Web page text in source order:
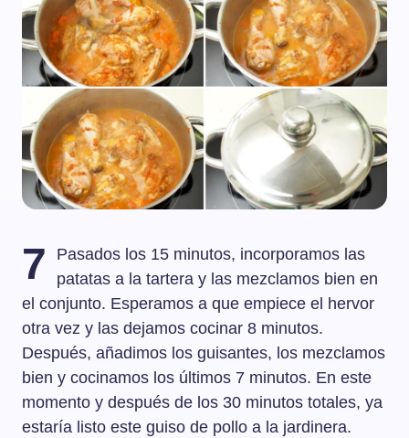
7
Pasados los 15 minutos, incorporamos las
patatas a la tartera y las mezclamos bien en
el conjunto. Esperamos a que empiece el hervor
otra vez y las dejamos cocinar 8 minutos.
Después, añadimos los guisantes, los mezclamos
bien y cocinamos los últimos 7 minutos. En este
momento y después de los 30 minutos totales, ya
estaría listo este guiso de pollo a la jardinera.